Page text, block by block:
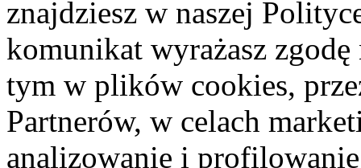
znajdziesz w naszej
komunikat wyrażasz
tym w plików cookies,
Partnerów, w celach
analizowanie i